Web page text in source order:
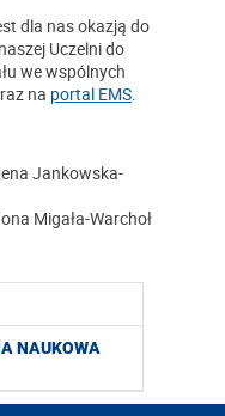
NAUKOWA
dla nas okazją do
Uczelni do
we wspólnych
na portal EMS.
Jankowska-
Migała-Warchoł